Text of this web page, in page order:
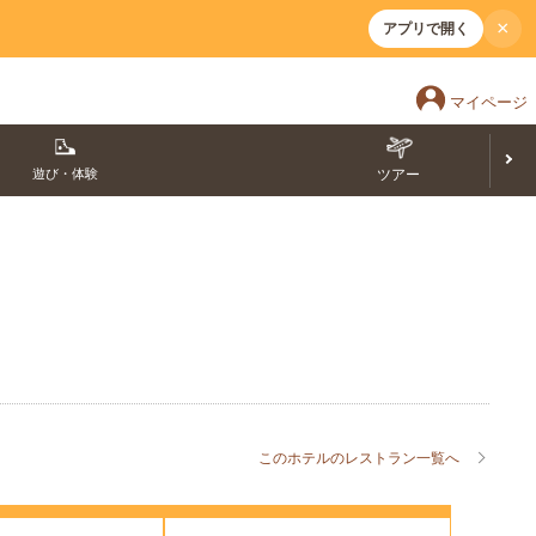
アプリで開く ×
マイページ
遊び・体験 ツアー
このホテルのレストラン一覧へ